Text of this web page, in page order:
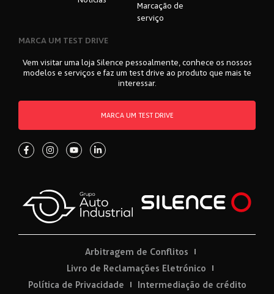
Marcação de
serviço
MARCA UM TEST DRIVE
Vem visitar uma loja Silence pessoalmente, conhece os nossos
modelos e serviços e faz um test drive ao produto que mais te
interessar.
MARCA UM TEST DRIVE
Arbitragem de Conflitos
Livro de Reclamações Eletrónico
Política de Privacidade
Intermediação de crédito